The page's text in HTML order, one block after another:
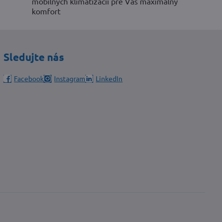
komfort
Sledujte nás
Facebook Instagram LinkedIn